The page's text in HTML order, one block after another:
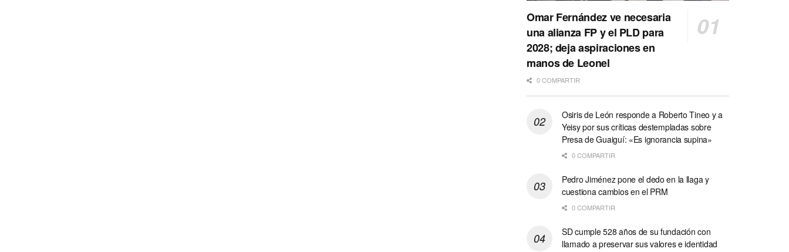
Omar Fernández ve necesaria
una alianza FP y el PLD para
2028; deja aspiraciones en
manos de Leonel
0 COMPARTIR
Osiris de León responde a Roberto Tineo y a
Yeisy por sus críticas destempladas sobre
Presa de Guaiguí: «Es ignorancia supina»
0 COMPARTIR
Pedro Jiménez pone el dedo en la llaga y
cuestiona cambios en el PRM
0 COMPARTIR
SD cumple 528 años de su fundación con
llamado a preservar sus valores e identidad